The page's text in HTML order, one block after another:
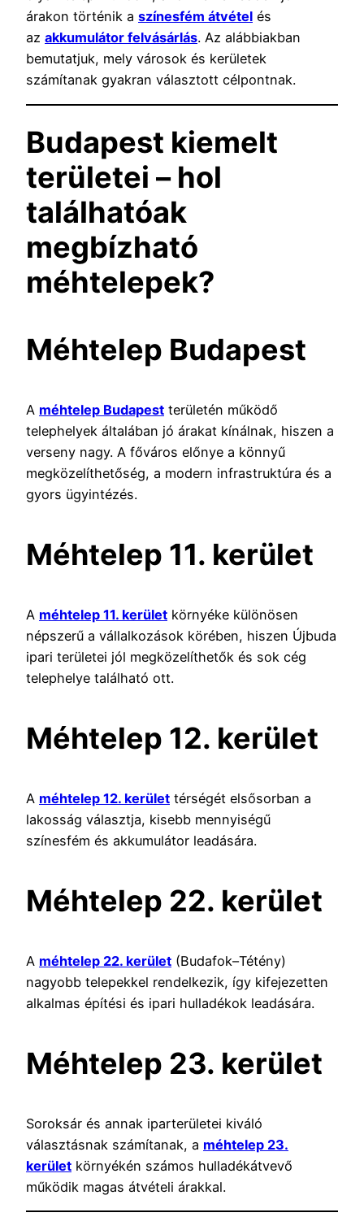
árakon történik a színesfém átvétel és
az akkumulátor felvásárlás. Az alábbiakban
bemutatjuk, mely városok és kerületek
számítanak gyakran választott célpontnak.
Budapest kiemelt
területei – hol
találhatóak
megbízható
méhtelepek?
Méhtelep Budapest
A méhtelep Budapest területén működő
telephelyek általában jó árakat kínálnak, hiszen a
verseny nagy. A főváros előnye a könnyű
megközelíthetőség, a modern infrastruktúra és a
gyors ügyintézés.
Méhtelep 11. kerület
A méhtelep 11. kerület környéke különösen
népszerű a vállalkozások körében, hiszen Újbuda
ipari területei jól megközelíthetők és sok cég
telephelye található ott.
Méhtelep 12. kerület
A méhtelep 12. kerület térségét elsősorban a
lakosság választja, kisebb mennyiségű
színesfém és akkumulátor leadására.
Méhtelep 22. kerület
A méhtelep 22. kerület (Budafok–Tétény)
nagyobb telepekkel rendelkezik, így kifejezetten
alkalmas építési és ipari hulladékok leadására.
Méhtelep 23. kerület
Soroksár és annak iparterületei kiváló
választásnak számítanak, a méhtelep 23.
kerület környékén számos hulladékátvevő
működik magas átvételi árakkal.